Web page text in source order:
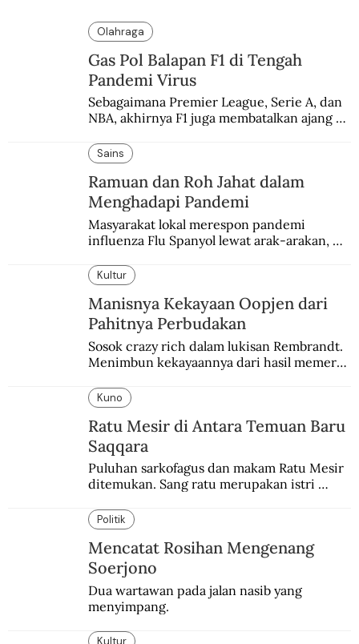
Olahraga
Gas Pol Balapan F1 di Tengah
Pandemi Virus
Sebagaimana Premier League, Serie A, dan
NBA, akhirnya F1 juga membatalkan ajang
enam dekade lampau.
Sains
Ramuan dan Roh Jahat dalam
Menghadapi Pandemi
Masyarakat lokal merespon pandemi
influenza Flu Spanyol lewat arak-arakan,
Kultur
Manisnya Kekayaan Oopjen dari
Pahitnya Perbudakan
Sosok crazy rich dalam lukisan Rembrandt.
Menimbun kekayaannya dari hasil memeras
Kuno
Ratu Mesir di Antara Temuan Baru
Saqqara
Puluhan sarkofagus dan makam Ratu Mesir
ditemukan. Sang ratu merupakan istri
sebelumnya keberadaannya tak pernah
diketahui.
Politik
Mencatat Rosihan Mengenang
Soerjono
Dua wartawan pada jalan nasib yang
menyimpang.